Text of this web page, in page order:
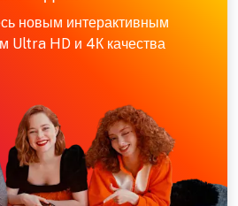
новым интерактивным
Ultra HD и 4К качества